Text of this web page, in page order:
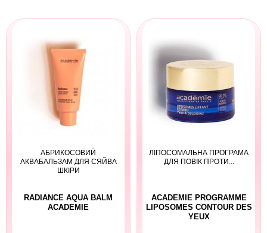
АБРИКОСОВИЙ
АКВАБАЛЬЗАМ ДЛЯ СЯЙВА
ШКІРИ
RADIANCE AQUA BALM
ACADEMIE
ЛІПОСОМАЛЬНА ПРОГРАМА
ДЛЯ ПОВІК ПРОТИ...
ACADEMIE PROGRAMME
LIPOSOMES CONTOUR DES
YEUX